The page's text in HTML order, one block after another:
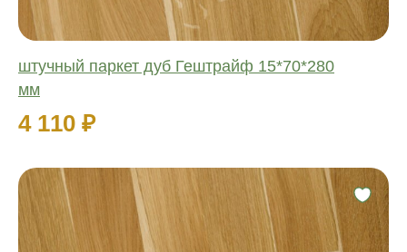
штучный паркет дуб Гештрайф 15*70*280
мм
4 110 ₽
Фаска:
Соединение: